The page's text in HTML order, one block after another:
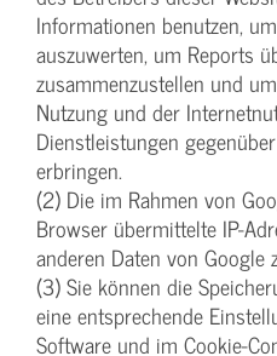
Informationen benutzen,
auszuwerten, um Reports
zusammenzustellen und
Nutzung und der
Dienstleistungen
erbringen.
(2) Die im Rahmen von
Browser übermittelte IP-
anderen Daten von Google
(3) Sie können die
eine entsprechende
Software und im Cookie-